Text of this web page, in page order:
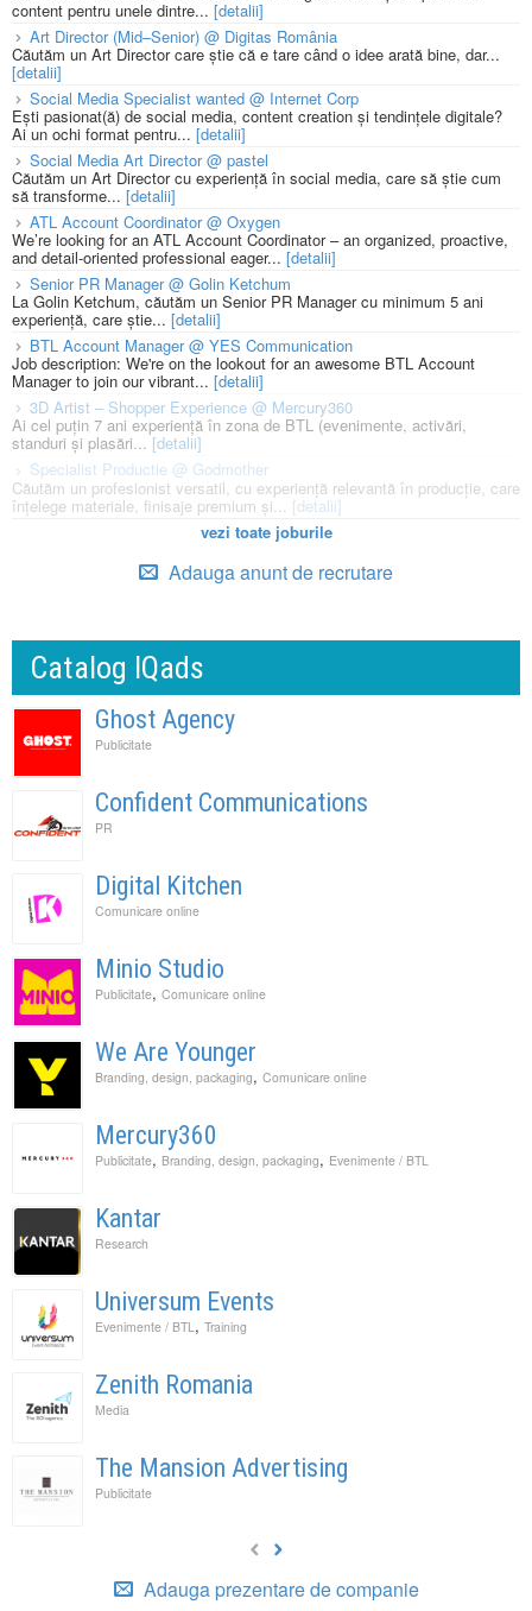
content pentru unele dintre... [detalii]
Art Director (Mid–Senior) @ Digitas România
Căutăm un Art Director care știe că e tare când o idee arată bine, dar...
[detalii]
Social Media Specialist wanted @ Internet Corp
Ești pasionat(ă) de social media, content creation și tendințele digitale?
Ai un ochi format pentru... [detalii]
Social Media Art Director @ pastel
Căutăm un Art Director cu experiență în social media, care să știe cum
să transforme... [detalii]
ATL Account Coordinator @ Oxygen
We’re looking for an ATL Account Coordinator – an organized, proactive,
and detail-oriented professional eager... [detalii]
Senior PR Manager @ Golin Ketchum
La Golin Ketchum, căutăm un Senior PR Manager cu minimum 5 ani
experiență, care știe... [detalii]
BTL Account Manager @ YES Communication
Job description: We're on the lookout for an awesome BTL Account
Manager to join our vibrant... [detalii]
3D Artist – Shopper Experience @ Mercury360
Ai cel puțin 7 ani experiență în zona de BTL (evenimente, activări,
standuri și plasări... [detalii]
Specialist Productie @ Godmother
Căutăm un profesionist versatil, cu experiență relevantă în producție, care
înțelege materiale, finisaje premium și... [detalii]
vezi toate joburile
Adauga anunt de recrutare
Catalog IQads
Ghost Agency
Publicitate
Confident Communications
PR
Digital Kitchen
Comunicare online
Minio Studio
Publicitate, Comunicare online
We Are Younger
Branding, design, packaging, Comunicare online
Mercury360
Publicitate, Branding, design, packaging, Evenimente / BTL
Kantar
Research
Universum Events
Evenimente / BTL , Training
Zenith Romania
Media
The Mansion Advertising
Publicitate
Adauga prezentare de companie